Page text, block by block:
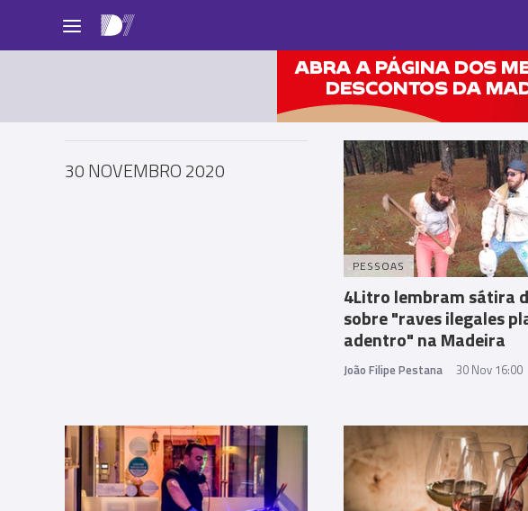
30 NOVEMBRO 2020
PESSOAS
4Litro lembram sátira
sobre "raves ilegales
adentro" na Madeira
João Filipe Pestana 30 Nov 16:00